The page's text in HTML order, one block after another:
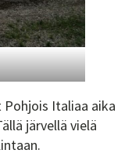
Italiaa aika
järvellä vielä